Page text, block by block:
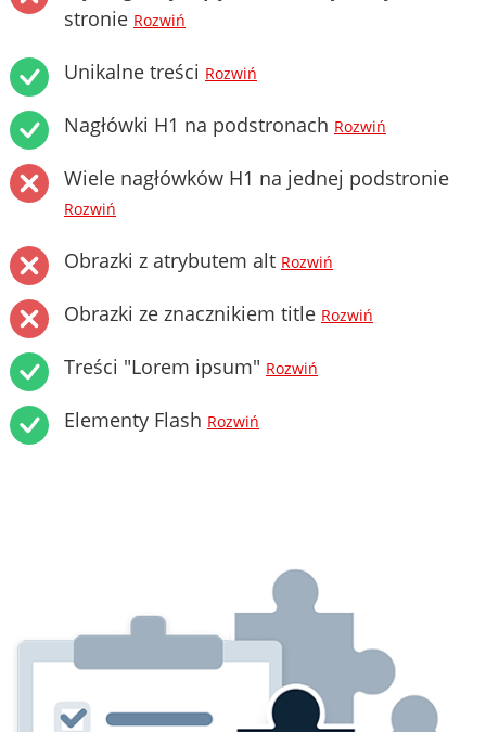
stronie Rozwiń
Unikalne treści Rozwiń
Nagłówki H1 na podstronach Rozwiń
Wiele nagłówków H1 na jednej podstronie
Rozwiń
Obrazki z atrybutem alt Rozwiń
Obrazki ze znacznikiem title Rozwiń
Treści "Lorem ipsum" Rozwiń
Elementy Flash Rozwiń